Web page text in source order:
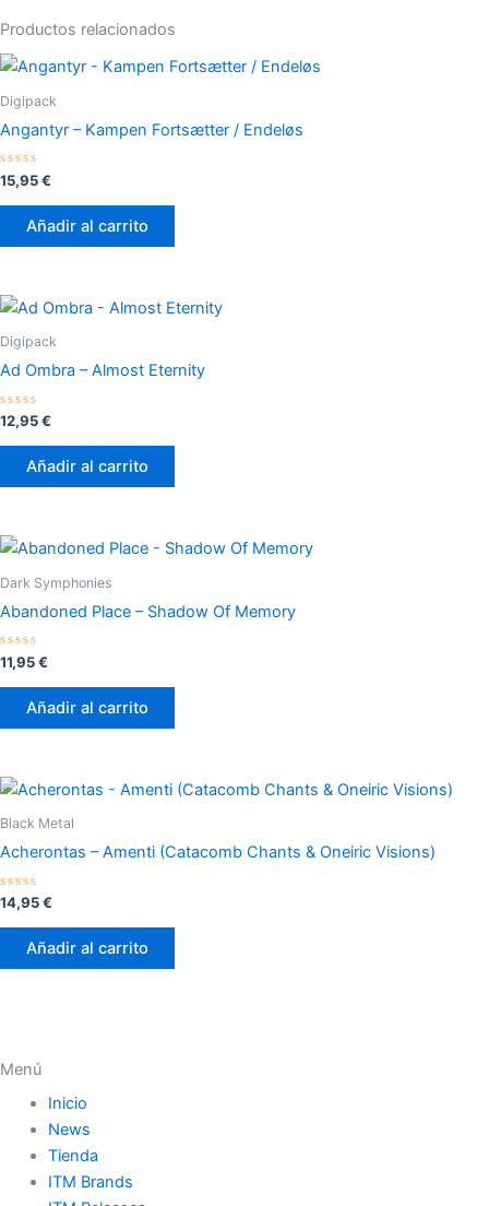
Productos relacionados
Digipack
Angantyr – Kampen Fortsætter / Endeløs
Valorado
con
0
15,95€
Añadir al carrito
Digipack
Ad Ombra – Almost Eternity
Valorado
con
0
12,95€
Añadir al carrito
Dark Symphonies
Abandoned Place – Shadow Of Memory
Valorado
con
0
11,95€
Añadir al carrito
Black Metal
Acherontas – Amenti (Catacomb Chants & Oneiric Visions)
Valorado
con
0
14,95€
Añadir al carrito
Menú
Inicio
News
Tienda
ITM Brands